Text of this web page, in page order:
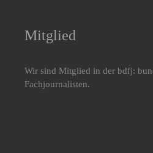
Mitglied
Wir sind Mitglied in der bdfj:
Fachjournalisten.